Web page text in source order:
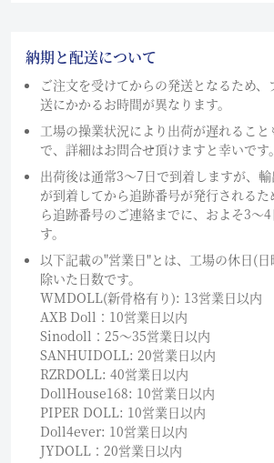
納期と配送について
ご注文を受けてからの発送となるため
送にかかるお時間が異なります。
工場の操業状況により出荷が遅れること
で、詳細はお問合せ頂けますと幸いです。
出荷後は通常3～7日で到着しますが、
が到着してから追跡番号が発行されるた
ら追跡番号のご連絡までに、およそ3〜
す。
以下記載の"営業日"とは、工場の休日(
除いた日数です。
WMDOLL(新骨格有り): 13営業日以内
AXB Doll：10営業日以内
Sinodoll：25〜35営業日以内
SANHUIDOLL: 20営業日以内
RZRDOLL: 40営業日以内
DollHouse168: 10営業日以内
PIPER DOLL: 10営業日以内
Doll4ever: 10営業日以内
JYDOLL：20営業日以内